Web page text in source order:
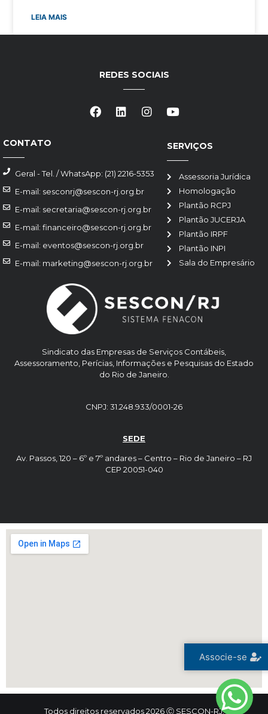
LEIA MAIS
Sindicato das Empresas de Serviços Contábeis,
Assessoramento, Perícias, Informações e Pesquisas do Estado
do Rio de Janeiro.
CNPJ: 31.248.933/0001-26
SEDE
Av. Passos, 120 – 6º e 7º andares – Centro – Rio de Janeiro – RJ
CEP 20051-040
SERVIÇOS
Assessoria Jurídica
Homologação
Plantão RCPJ
Plantão JUCERJA
Plantão IRPF
Plantão INPI
Sala do Empresário
CONTATO
Geral - Tel. / WhatsApp: (21) 2216-5353
E-mail: sesconrj@sescon-rj.org.br
E-mail: secretaria@sescon-rj.org.br
E-mail: financeiro@sescon-rj.org.br
E-mail: eventos@sescon-rj.org.br
E-mail: marketing@sescon-rj.org.br
REDES SOCIAIS
Associe-se
Todos direitos reservados 2026 Ⓒ SESCON-RJ.
Trinta e Seis Consultoria Digital